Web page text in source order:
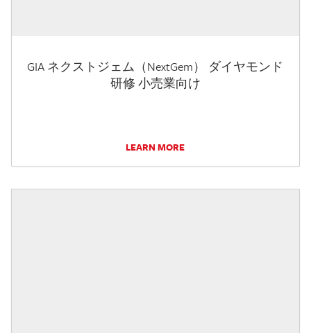
GIA ネクストジェム（NextGem） ダイヤモンド
研修 小売業向け
LEARN MORE